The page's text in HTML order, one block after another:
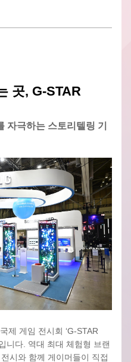
곳, G-STAR
자극하는 스토리텔링 기
제 게임 전시회 ‘G-STAR
니다. 역대 최대 체험형 브랜
시와 함께 게이머들이 직접